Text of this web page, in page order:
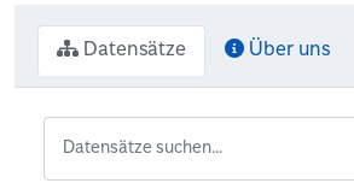
Datensätze Über uns